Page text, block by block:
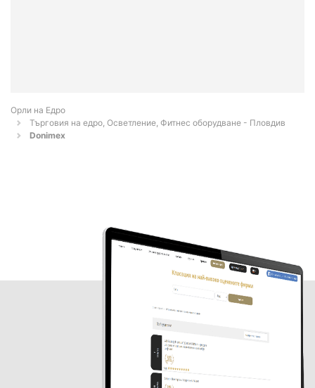
Орли на Едро
Търговия на едро, Осветление, Фитнес оборудване - Пловдив
Donimex